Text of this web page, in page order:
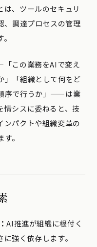
、ツールのセキュリ
、調達プロセスの管理
この業務をAIで変え
」「組織として何をど
序で行うか」——は業
情シスに委ねると、技
ンパクトや組織変革の
。
AI推進が組織に根付く
強く依存します。